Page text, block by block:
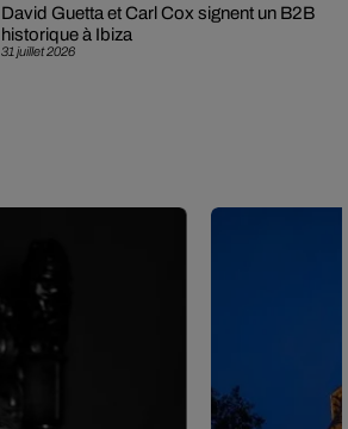
31 juillet 2026
David Guetta et Carl Cox signent un B2B
historique à Ibiza